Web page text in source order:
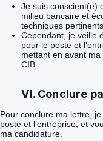
Je suis conscient(e)
milieu bancaire et
techniques pertinents.
Cependant, je veille
pour le poste et
mettant en avant
CIB.
VI. Conclure
Pour conclure ma lettre,
poste et l’entreprise, et
ma candidature.